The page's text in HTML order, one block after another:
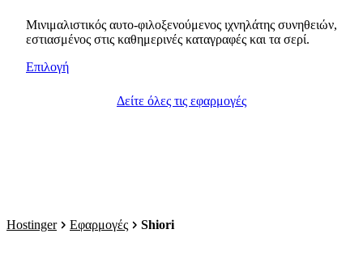
Μινιμαλιστικός αυτο-φιλοξενούμενος ιχνηλάτης συνηθειών,
εστιασμένος στις καθημερινές καταγραφές και τα σερί.
Επιλογή
Δείτε όλες τις εφαρμογές
Hostinger Εφαρμογές Shiori